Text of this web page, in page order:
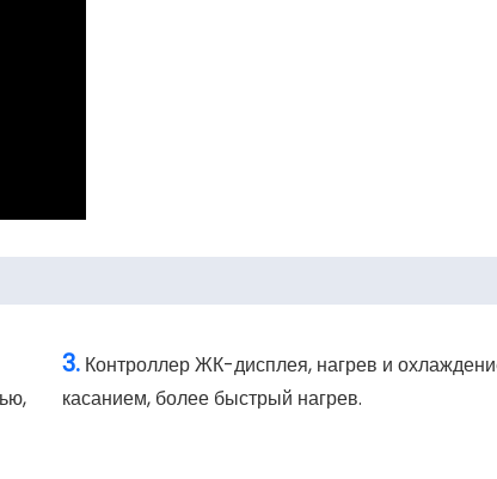
3. Контроллер ЖК-дисплея, нагрев и
касанием, более быстрый нагрев.